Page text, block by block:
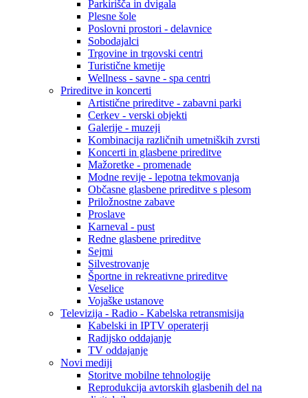
Parkirišča in dvigala
Plesne šole
Poslovni prostori - delavnice
Sobodajalci
Trgovine in trgovski centri
Turistične kmetije
Wellness - savne - spa centri
Prireditve in koncerti
Artistične prireditve - zabavni parki
Cerkev - verski objekti
Galerije - muzeji
Kombinacija različnih umetniških zvrsti
Koncerti in glasbene prireditve
Mažoretke - promenade
Modne revije - lepotna tekmovanja
Občasne glasbene prireditve s plesom
Priložnostne zabave
Proslave
Karneval - pust
Redne glasbene prireditve
Sejmi
Silvestrovanje
Športne in rekreativne prireditve
Veselice
Vojaške ustanove
Televizija - Radio - Kabelska retransmisija
Kabelski in IPTV operaterji
Radijsko oddajanje
TV oddajanje
Novi mediji
Storitve mobilne tehnologije
Reprodukcija avtorskih glasbenih del na